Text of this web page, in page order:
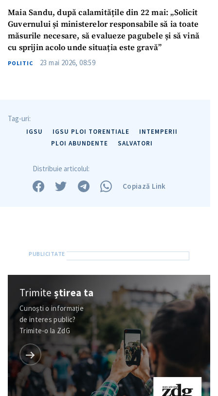
in English
Maia Sandu, după calamitățile din 22 mai: „Solicit
Guvernului și ministerelor responsabile să ia toate
măsurile necesare, să evalueze pagubele și să vină
cu sprijin acolo unde situația este gravă”
POLITIC 23 mai 2026, 08:59
Tag-uri:
IGSU IGSU PLOI TORENTIALE
INTEMPERII
PLOI ABUNDENTE
SALVATORI
Distribuie articolul:
Copiază Link
Trimiteștirea ta
Cunoști o informație
de interes public?
Trimite-o la ZdG